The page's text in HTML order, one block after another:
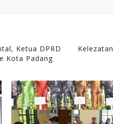
Ketua DPRD
Kota Padang